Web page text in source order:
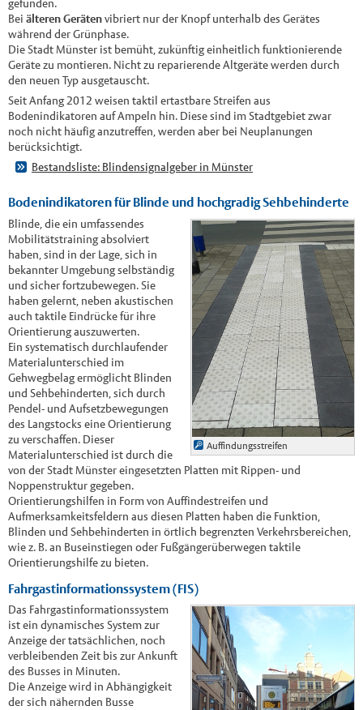
gefunden.
Bei älteren Gerätenvibriert nur der Knopf unterhalb des Gerätes
während der Grünphase.
Die Stadt Münster ist bemüht, zukünftig einheitlich funktionierende
Geräte zu montieren. Nicht zu reparierende Altgeräte werden durch
den neuen Typ ausgetauscht.
Seit Anfang 2012 weisen taktil ertastbare Streifen aus
Bodenindikatoren auf Ampeln hin. Diese sind im Stadtgebiet zwar
noch nicht häufig anzutreffen, werden aber bei Neuplanungen
berücksichtigt.
Bestandsliste: Blindensignalgeber in Münster
Bodenindikatoren für Blinde und hochgradig Sehbehinderte
Auffindungsstreifen
Blinde, die ein umfassendes
Mobilitätstraining absolviert
haben, sind in der Lage, sich in
bekannter Umgebung selbständig
und sicher fortzubewegen. Sie
haben gelernt, neben akustischen
auch taktile Eindrücke für ihre
Orientierung auszuwerten.
Ein systematisch durchlaufender
Materialunterschied im
Gehwegbelag ermöglicht Blinden
und Sehbehinderten, sich durch
Pendel- und Aufsetzbewegungen
des Langstocks eine Orientierung
zu verschaffen. Dieser
Materialunterschied ist durch die
von der Stadt Münster eingesetzten Platten mit Rippen- und
Noppenstruktur gegeben.
Orientierungshilfen in Form von Auffindestreifen und
Aufmerksamkeitsfeldern aus diesen Platten haben die Funktion,
Blinden und Sehbehinderten in örtlich begrenzten Verkehrsbereichen,
wie z. B. an Buseinstiegen oder Fußgängerüberwegen taktile
Orientierungshilfe zu bieten.
Fahrgastinformationssystem (FIS)
Das Fahrgastinformationssystem
ist ein dynamisches System zur
Anzeige der tatsächlichen, noch
verbleibenden Zeit bis zur Ankunft
des Busses in Minuten.
Die Anzeige wird in Abhängigkeit
der sich nähernden Busse